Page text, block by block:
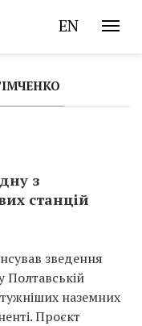
EN
з
станцій
зведення
Полтавській
наземних
Проєкт